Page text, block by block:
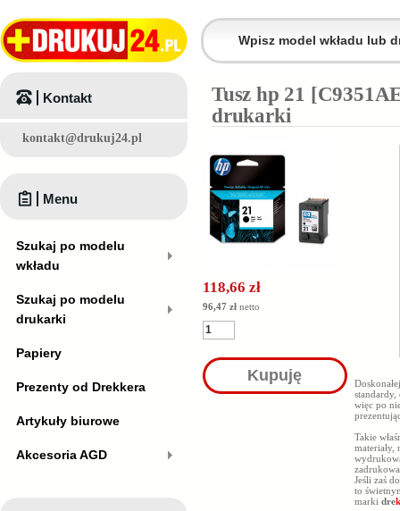
Tusz hp 21
drukarki
118,66 zł
96,47 zł netto
Kupuję
standardy,
więc po
Takie
Jeśli zaś
to
marki dre
Kontakt
kontakt@drukuj24.pl
Menu
Szukaj po modelu
wkładu
Szukaj po modelu
drukarki
Papiery
Prezenty od Drekkera
Artykuły biurowe
Akcesoria AGD